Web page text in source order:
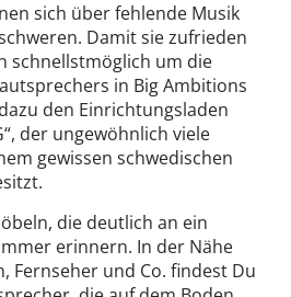
sich über fehlende Musik
Damit sie zufrieden
schnellstmöglich um die
in Big Ambitions
den Einrichtungsladen
der ungewöhnlich viele
gewissen schwedischen
die deutlich an ein
erinnern. In der Nähe
Fernseher und Co. findest Du